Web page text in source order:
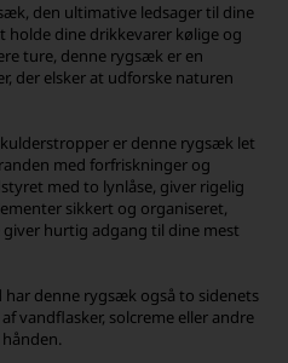
den ultimative ledsager til dine
holde dine drikkevarer kølige og
ture, denne rygsæk er en
der elsker at udforske naturen
er denne rygsæk let
med forfriskninger og
med to lynlåse, giver rigelig
sikkert og organiseret,
hurtig adgang til dine mest
denne rygsæk også to sidenets
vandflasker, solcreme eller andre